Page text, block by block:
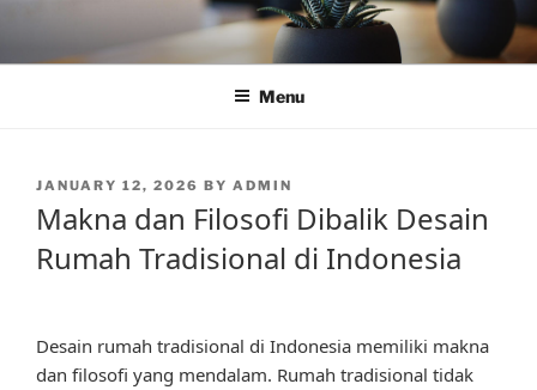
content
Menu
POSTED
JANUARY 12, 2026 BY ADMIN
Makna dan Filosofi Dibalik Desain
Rumah Tradisional di Indonesia
Desain rumah tradisional di Indonesia memiliki makna
dan filosofi yang mendalam. Rumah tradisional tidak